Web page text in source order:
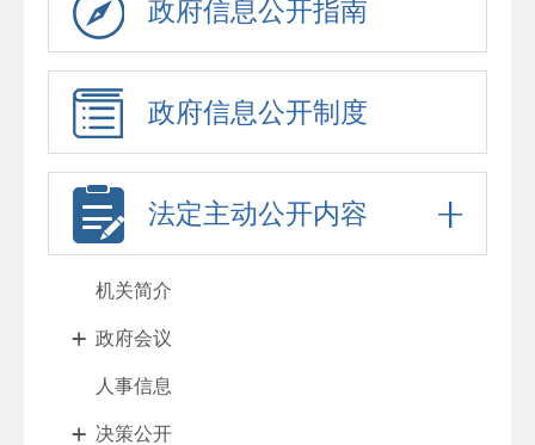
政府信息公开指南
政府信息公开制度
法定主动公开内容
机关简介
政府会议
人事信息
决策公开